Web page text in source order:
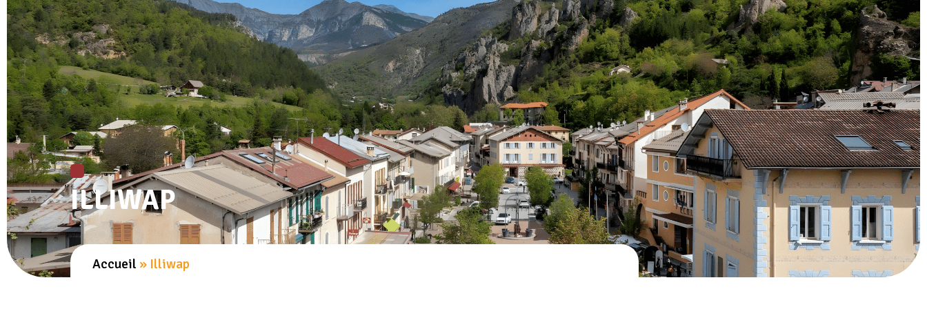
MES SERVICES MA COMMUNE DÉCOUVRIR GUILLAUMES ÉVÉNEMENTS & LOISIRS
ILLIWAP
Accueil » Illiwap